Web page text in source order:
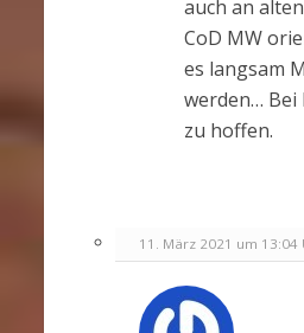
auch an
CoD MW
es langsam
werden… Bei
zu hoffen.
11. März 2021 um 13:04